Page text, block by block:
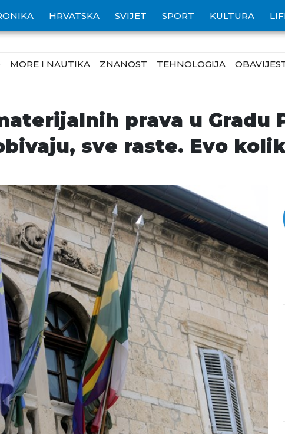
HRVATSKA SVIJET SPORT KULTURA
MORE I NAUTIKA ZNANOST TEHNOLOGIJA
prava u Gradu
sve raste. Evo